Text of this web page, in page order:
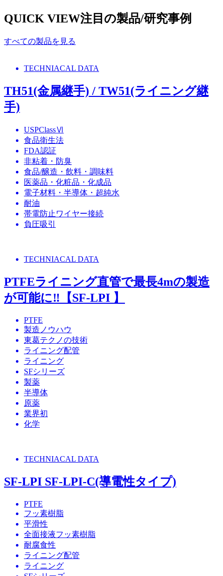
QUICK VIEW注目の製品/研究事例
すべての製品を見る
TECHNIACAL DATA
TH51(金属継手) / TW51(ライニング継
手)
USPClassⅥ
食品衛生法
FDA認証
非粘着・防臭
食品/醸造・飲料・調味料
医薬品・化粧品・化成品
電子材料・半導体・超純水
耐油
帯電防止ワイヤー接続
負圧吸引
TECHNIACAL DATA
PTFEライニング直管で最長4mの製造
が可能に‼【SF-LPI 】
PTFE
製造ノウハウ
東葛テクノの技術
ライニング配管
ライニング
SFシリーズ
製薬
半導体
原薬
業界初
化学
TECHNIACAL DATA
SF-LPI SF-LPI-C(導電性タイプ)
PTFE
フッ素樹脂
平滑性
全面接液フッ素樹脂
耐腐食性
ライニング配管
ライニング